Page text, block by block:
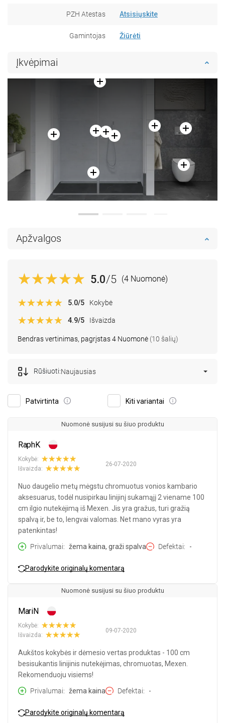
PZH Atestas Atsisiųskite
Gamintojas Žiūrėti
Įkvėpimai
Apžvalgos
5.0/5 (4 Nuomonė)
Bendras vertinimas, pagrįstas 4 Nuomonė (10 šalių)
5.0/5 Kokybė
4.9/5 Išvaizda
Patvirtinta Kiti variantai
Rūšiuoti:Naujausias
Nuomonė susijusi su šiuo produktu
RaphK
26-07-2020
Kokybė:
Išvaizda:
Nuo daugelio metų mėgstu chromuotus vonios kambario
aksesuarus, todėl nusipirkau linijinį sukamąjį 2 viename 100
cm ilgio nutekėjimą iš Mexen. Jis yra gražus, turi gražią
spalvą ir, be to, lengvai valomas. Net mano vyras yra
patenkintas!
Privalumai
žema kaina, graži spalva Defektai -
Parodykite originalų komentarą
Nuomonė susijusi su šiuo produktu
MariN
09-07-2020
Kokybė:
Išvaizda:
Aukštos kokybės ir dėmesio vertas produktas - 100 cm
besisukantis linijinis nutekėjimas, chromuotas, Mexen.
Rekomenduoju visiems!
Privalumai
žema kaina Defektai -
Parodykite originalų komentarą